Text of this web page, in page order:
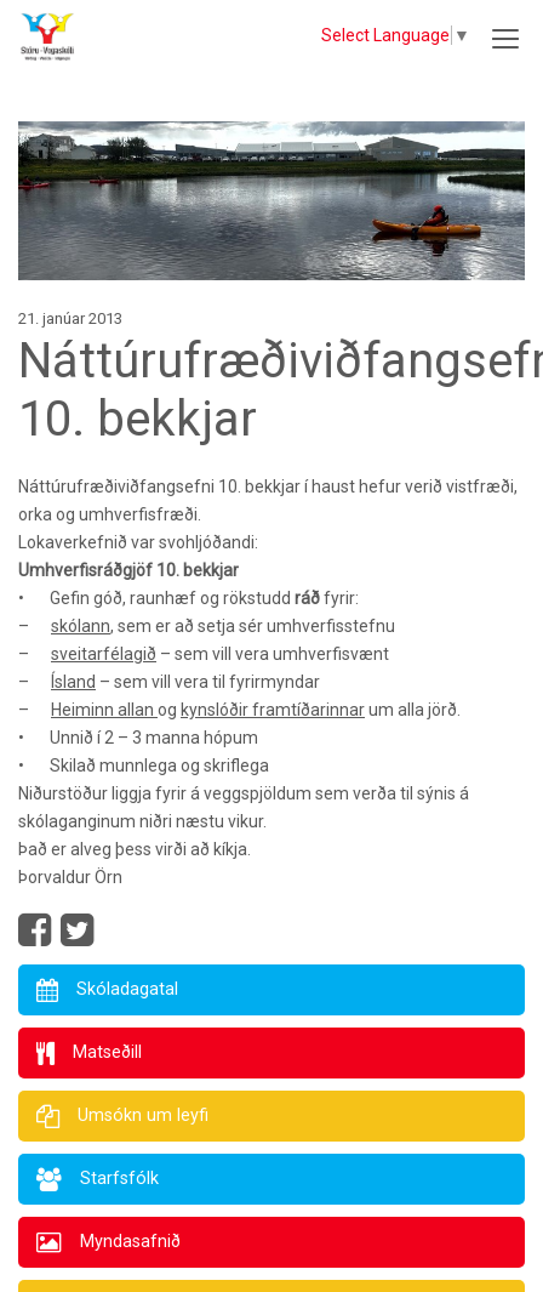
Select Language ▼
21. janúar 2013
10. bekkjar
Náttúrufræðiviðfangsefni 10. bekkjar í haust hefur verið vistfræði,
orka og umhverfisfræði.
Lokaverkefnið var svohljóðandi:
Umhverfisráðgjöf 10. bekkjar
•
Gefin góð, raunhæf og rökstudd ráðfyrir:
–
skólann, sem er að setja sér umhverfisstefnu
–
sveitarfélagið – sem vill vera umhverfisvænt
–
Ísland – sem vill vera til fyrirmyndar
–
Heiminn allan og kynslóðir framtíðarinnarum alla jörð.
•
Unnið í 2 – 3 manna hópum
•
Skilað munnlega og skriflega
Niðurstöður liggja fyrir á veggspjöldum sem verða til sýnis á
skólaganginum niðri næstu vikur.
Það er alveg þess virði að kíkja.
Þorvaldur Örn
Skóladagatal
Matseðill
Umsókn um leyfi
Starfsfólk
Myndasafnið